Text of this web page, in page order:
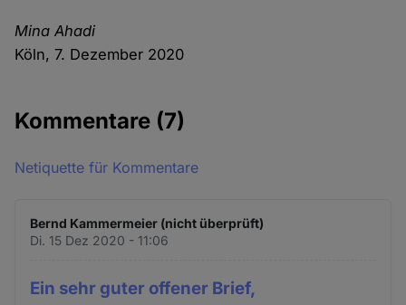
Mina Ahadi
Köln, 7. Dezember 2020
Kommentare (7)
Netiquette für Kommentare
Bernd Kammermeier (nicht überprüft)
Di. 15 Dez 2020 - 11:06
Ein sehr guter offener Brief,